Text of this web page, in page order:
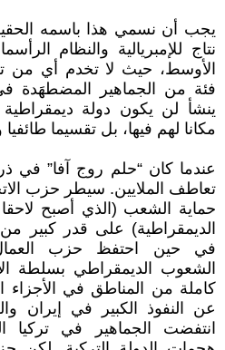
يجب أن نسمي هذا باسمه
نتاج للإمبريالية والنظام
الأوسط، حيث لا تخدم أي من
فئة من الجماهير
ينشأ لن يكون دولة
مكانا لهم فيها، بل تقسيما
عندما كان “حلم روج آفا” في
تعاطف الملايين. سيطر حزب
حماية الشعب (الذي أصبح
الديمقراطية) على قدر كبير
في حين احتفظ حزب
الشعوب الديمقراطي بسلطة
كاملة من المناطق في الأجزاء
انتفضت الجماهير في تركيا